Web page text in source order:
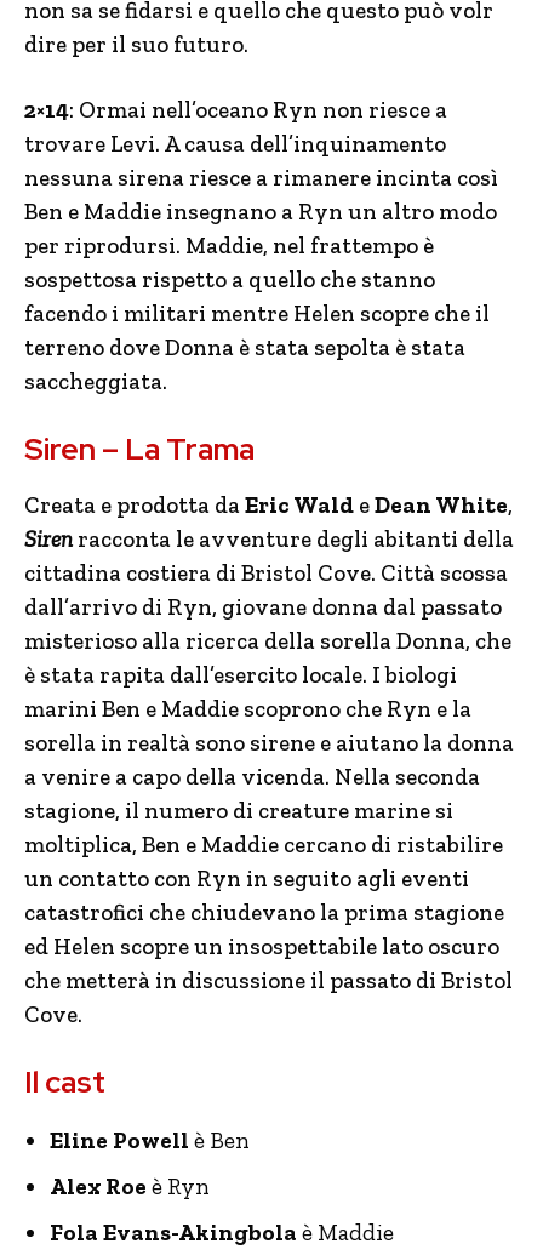
non sa se fidarsi e quello che questo può volr
dire per il suo futuro.
2×14: Ormai nell’oceano Ryn non riesce a
trovare Levi. A causa dell’inquinamento
nessuna sirena riesce a rimanere incinta così
Ben e Maddie insegnano a Ryn un altro modo
per riprodursi. Maddie, nel frattempo è
sospettosa rispetto a quello che stanno
facendo i militari mentre Helen scopre che il
terreno dove Donna è stata sepolta è stata
saccheggiata.
Siren – La Trama
Creata e prodotta daEric Wald eDean White,
Sirenracconta le avventure degli abitanti della
cittadina costiera di Bristol Cove. Città scossa
dall’arrivo di Ryn, giovane donna dal passato
misterioso alla ricerca della sorella Donna, che
è stata rapita dall’esercito locale. I biologi
marini Ben e Maddie scoprono che Ryn e la
sorella in realtà sono sirene e aiutano la donna
a venire a capo della vicenda. Nella seconda
stagione, il numero di creature marine si
moltiplica, Ben e Maddie cercano di ristabilire
un contatto con Ryn in seguito agli eventi
catastrofici che chiudevano la prima stagione
ed Helen scopre un insospettabile lato oscuro
che metterà in discussione il passato di Bristol
Cove.
Il cast
Eline Powell è Ben
Alex Roe è Ryn
Fola Evans-Akingbola è Maddie